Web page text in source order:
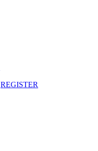
REGISTER